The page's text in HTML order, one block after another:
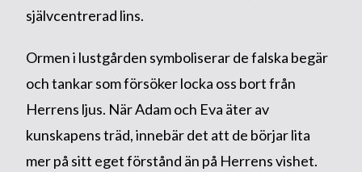
självcentrerad lins.
Ormen i lustgården symboliserar de falska begär
och tankar som försöker locka oss bort från
Herrens ljus. När Adam och Eva äter av
kunskapens träd, innebär det att de börjar lita
mer på sitt eget förstånd än på Herrens vishet.